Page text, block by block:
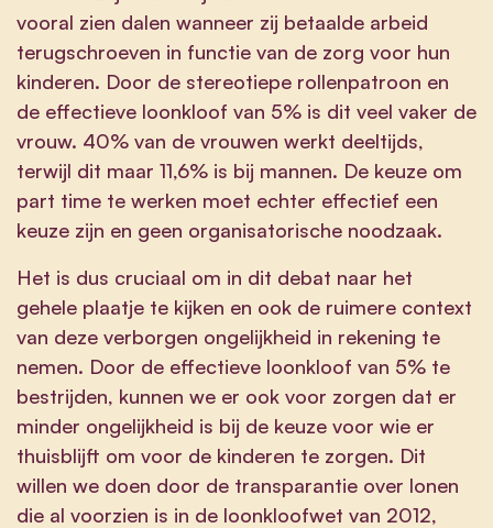
vooral zien dalen wanneer zij betaalde arbeid
terugschroeven in functie van de zorg voor hun
kinderen. Door de stereotiepe rollenpatroon en
de effectieve loonkloof van 5% is dit veel vaker de
vrouw. 40% van de vrouwen werkt deeltijds,
terwijl dit maar 11,6% is bij mannen. De keuze om
part time te werken moet echter effectief een
keuze zijn en geen organisatorische noodzaak.
Het is dus cruciaal om in dit debat naar het
gehele plaatje te kijken en ook de ruimere context
van deze verborgen ongelijkheid in rekening te
nemen. Door de effectieve loonkloof van 5% te
bestrijden, kunnen we er ook voor zorgen dat er
minder ongelijkheid is bij de keuze voor wie er
thuisblijft om voor de kinderen te zorgen. Dit
willen we doen door de transparantie over lonen
die al voorzien is in de loonkloofwet van 2012,